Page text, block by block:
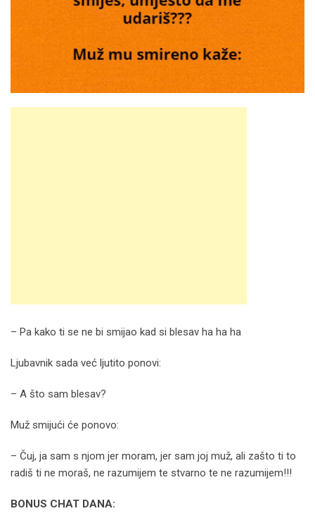
– Pa kako ti se ne bi smijao kad si blesav ha ha ha
Ljubavnik sada već ljutito ponovi:
– A što sam blesav?
Muž smijući će ponovo:
– Čuj, ja sam s njom jer moram, jer sam joj muž, ali zašto ti to
radiš ti ne moraš, ne razumijem te stvarno te ne razumijem!!!
BONUS CHAT DANA: